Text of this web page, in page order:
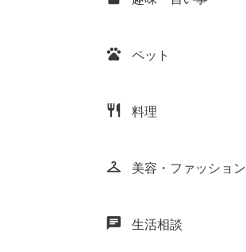
pets ペット
restaurant 料理
checkroom 美容・ファッション
chat 生活相談